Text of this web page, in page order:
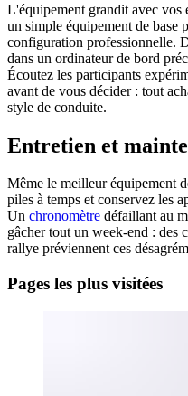
L'équipement grandit avec vos
un simple équipement de base
configuration professionnelle.
dans un ordinateur de bord
Écoutez les participants
avant de vous décider : tout
style de conduite.
Entretien et
Même le meilleur équipement
piles à temps et conservez les
Un chronomètre défaillant au
gâcher tout un week-end : des
rallye préviennent ces
Pages les plus visitées